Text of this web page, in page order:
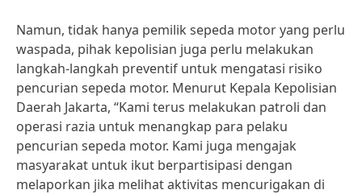
Namun, tidak hanya pemilik sepeda motor yang perlu
waspada, pihak kepolisian juga perlu melakukan
langkah-langkah preventif untuk mengatasi risiko
pencurian sepeda motor. Menurut Kepala Kepolisian
Daerah Jakarta, “Kami terus melakukan patroli dan
operasi razia untuk menangkap para pelaku
pencurian sepeda motor. Kami juga mengajak
masyarakat untuk ikut berpartisipasi dengan
melaporkan jika melihat aktivitas mencurigakan di